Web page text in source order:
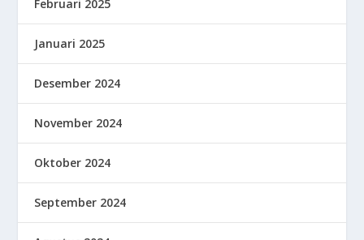
Februari 2025
Januari 2025
Desember 2024
November 2024
Oktober 2024
September 2024